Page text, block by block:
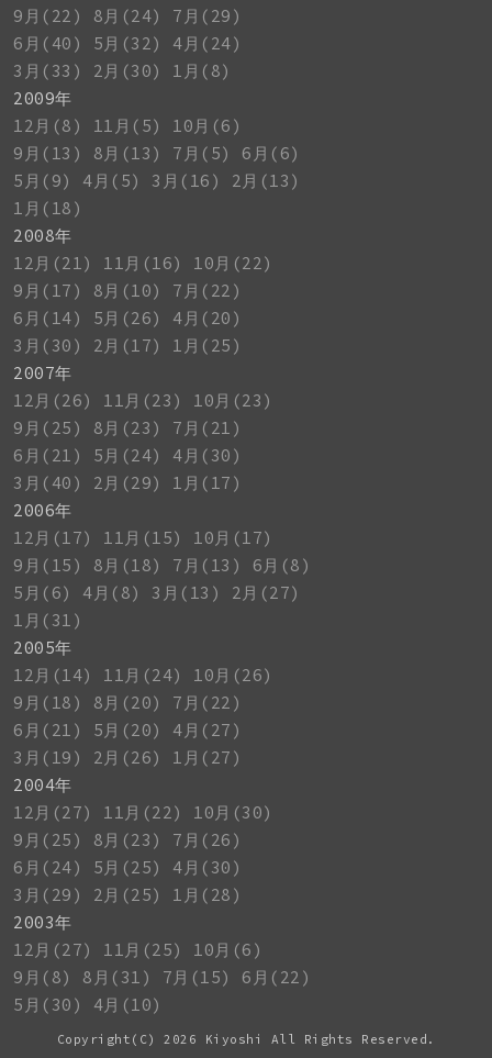
9月(22)
8月(24)
7月(29)
6月(40)
5月(32)
4月(24)
3月(33)
2月(30)
1月(8)
2009年
12月(8)
11月(5)
10月(6)
9月(13)
8月(13) 7月(5)
6月(6)
5月(9)
4月(5) 3月(16)
2月(13)
1月(18)
2008年
12月(21)
11月(16)
10月(22)
9月(17)
8月(10)
7月(22)
6月(14)
5月(26)
4月(20)
3月(30)
2月(17)
1月(25)
2007年
12月(26)
11月(23)
10月(23)
9月(25)
8月(23)
7月(21)
6月(21)
5月(24)
4月(30)
3月(40)
2月(29)
1月(17)
2006年
12月(17)
11月(15)
10月(17)
9月(15)
8月(18) 7月(13)
6月(8)
5月(6)
4月(8) 3月(13)
2月(27)
1月(31)
2005年
12月(14)
11月(24)
10月(26)
9月(18)
8月(20)
7月(22)
6月(21)
5月(20)
4月(27)
3月(19)
2月(26)
1月(27)
2004年
12月(27)
11月(22)
10月(30)
9月(25)
8月(23)
7月(26)
6月(24)
5月(25)
4月(30)
3月(29)
2月(25)
1月(28)
2003年
12月(27)
11月(25)
10月(6)
9月(8)
8月(31) 7月(15)
6月(22)
5月(30)
4月(10)
Copyright(C) 2026 Kiyoshi All Rights Reserved.